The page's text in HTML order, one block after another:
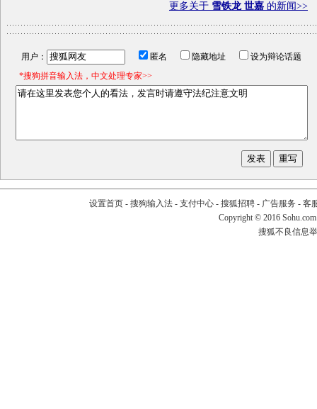
更多关于 雪铁龙 世嘉 的新闻>>
用户： 匿名 隐藏地址
设为辩论话题
*搜狗拼音输入法，中文处理专家>>
设置首页- 搜狗输入法- 支付中心- 搜狐招聘- 广告服务 - 客
Copyright © 2016
搜狐不良信息